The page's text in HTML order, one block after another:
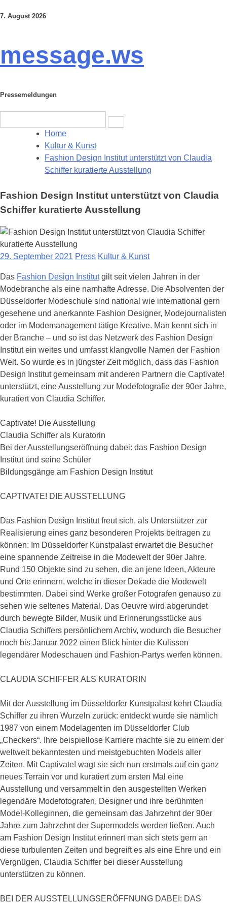
Skip
7. August 2026
message.ws
Pressemeldungen
for:
Home
Kultur & Kunst
Fashion Design Institut unterstützt von Claudia
Schiffer kuratierte Ausstellung
Fashion Design Institut unterstützt von Claudia
Schiffer kuratierte Ausstellung
29. September 2021 Press Kultur & Kunst
Das Fashion Design Institutgilt seit vielen Jahren in der
Modebranche als eine namhafte Adresse. Die Absolventen der
Düsseldorfer Modeschule sind national wie international gern
gesehene und anerkannte Fashion Designer, Modejournalisten
oder im Modemanagement tätige Kreative. Man kennt sich in
der Branche – und so ist das Netzwerk des Fashion Design
Institut ein weites und umfasst klangvolle Namen der Fashion
Welt. So wurde es in jüngster Zeit möglich, dass das Fashion
Design Institut gemeinsam mit anderen Partnern die Captivate!
unterstützt, eine Ausstellung zur Modefotografie der 90er Jahre,
kuratiert von Claudia Schiffer.
Captivate! Die Ausstellung
Claudia Schiffer als Kuratorin
Bei der Ausstellungseröffnung dabei: das Fashion Design
Institut und seine Schüler
Bildungsgänge am Fashion Design Institut
CAPTIVATE! DIE AUSSTELLUNG
Das Fashion Design Institut freut sich, als Unterstützer zur
Realisierung eines ganz besonderen Projekts beitragen zu
können: Im Düsseldorfer Kunstpalast erwartet die Besucher
eine spannende Zeitreise in die Modewelt der 90er Jahre.
Rund 150 Objekte sind zu sehen, die an jene Ideen, Akteure
und Orte erinnern, welche in dieser Dekade die Modewelt
bestimmten. Dabei sind Werke großer Fotografen genauso zu
sehen wie seltenes Material. Das Oeuvre wird abgerundet
durch bewegte Bilder, Musik und Erinnerungsstücke aus
Claudia Schiffers persönlichem Archiv, wodurch die Besucher
noch bis Januar 2022 einen Blick hinter die Kulissen
legendärer Modeschauen und Fashion-Partys werfen können.
CLAUDIA SCHIFFER ALS KURATORIN
Mit der Ausstellung im Düsseldorfer Kunstpalast kehrt Claudia
Schiffer zu ihren Wurzeln zurück: entdeckt wurde sie nämlich
1987 von einem Modelagenten im Düsseldorfer Club
„Checkers“. Ihre beispiellose Karriere machte sie zu einem der
weltweit bekanntesten und meistgebuchten Models aller
Zeiten. Mit Captivate! wagt sie sich nun erstmals auf ein ganz
neues Terrain vor und kuratiert zum ersten Mal eine
Ausstellung und versammelt in den ausgestellten Werken
legendäre Modefotografen, Designer und ihre berühmten
Model-Kolleginnen, die gemeinsam das Jahrzehnt der 90er
Jahre zum Jahrzehnt der Supermodels werden ließen. Auch
am Fashion Design Institut erinnert man sich stets gern an
diese turbulenten Zeiten und begreift es als eine Ehre und ein
Vergnügen, Claudia Schiffer bei dieser Ausstellung
unterstützen zu können.
BEI DER AUSSTELLUNGSERÖFFNUNG DABEI: DAS